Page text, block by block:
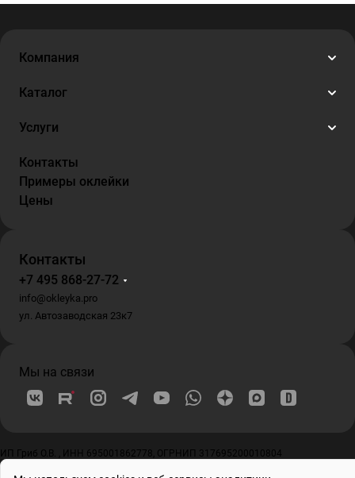
Компания
Каталог
Услуги
Контакты
Примеры оклейки
Цены
Контакты
+7 495 868-27-72
info@okleyka.pro
ул. Автозаводская 23к7
Мы на связи
ИП Гриб О.В. , ИНН 695001862778, ОГРНИП 317695200010804